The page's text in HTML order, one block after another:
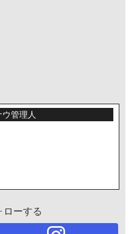
ウ管理人
ローする